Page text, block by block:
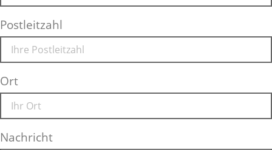
Postleitzahl
Ort
Nachricht